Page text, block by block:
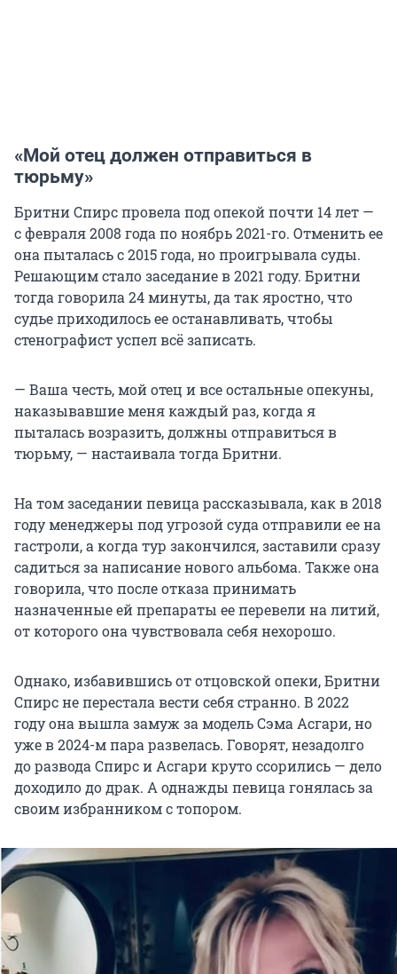
«Мой отец должен отправиться в
тюрьму»
Бритни Спирс провела под опекой почти 14 лет —
с февраля 2008 года по ноябрь 2021-го. Отменить ее
она пыталась с 2015 года, но проигрывала суды.
Решающим стало заседание в 2021 году. Бритни
тогда говорила 24 минуты, да так яростно, что
судье приходилось ее останавливать, чтобы
стенографист успел всё записать.
— Ваша честь, мой отец и все остальные опекуны,
наказывавшие меня каждый раз, когда я
пыталась возразить, должны отправиться в
тюрьму, — настаивала тогда Бритни.
На том заседании певица рассказывала, как в 2018
году менеджеры под угрозой суда отправили ее на
гастроли, а когда тур закончился, заставили сразу
садиться за написание нового альбома. Также она
говорила, что после отказа принимать
назначенные ей препараты ее перевели на литий,
от которого она чувствовала себя нехорошо.
Однако, избавившись от отцовской опеки, Бритни
Спирс не перестала вести себя странно. В 2022
году она вышла замуж за модель Сэма Асгари, но
уже в 2024-м пара развелась. Говорят, незадолго
до развода Спирс и Асгари круто ссорились — дело
доходило до драк. А однажды певица гонялась за
своим избранником с топором.